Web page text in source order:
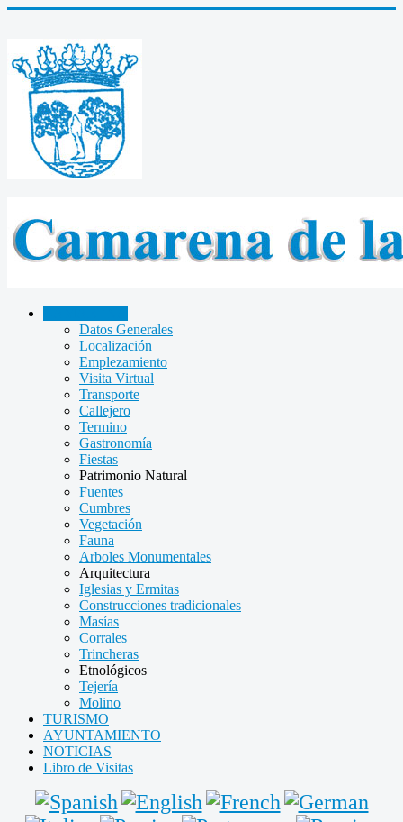
Datos Generales
Localización
Emplezamiento
Visita Virtual
Transporte
Callejero
Termino
Gastronomía
Fiestas
Patrimonio Natural
Fuentes
Cumbres
Vegetación
Fauna
Arboles Monumentales
Arquitectura
Iglesias y Ermitas
Construcciones tradicionales
Masías
Corrales
Trincheras
Etnológicos
Tejería
Molino
TURISMO
AYUNTAMIENTO
NOTICIAS
Libro de Visitas